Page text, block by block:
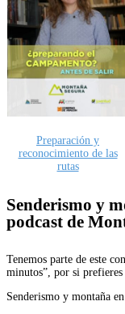
Preparación y
reconocimiento de las
rutas
Senderismo y
podcast de
Tenemos parte de este
minutos”, por si prefieres
Senderismo y montaña